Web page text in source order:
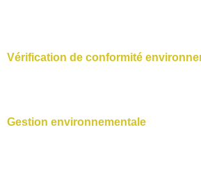
Vérification de conformité
Gestion environnementale